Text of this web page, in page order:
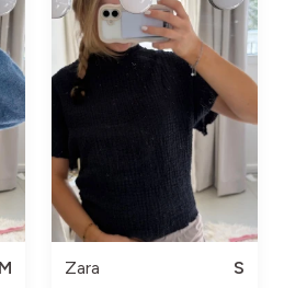
M
Zara
S